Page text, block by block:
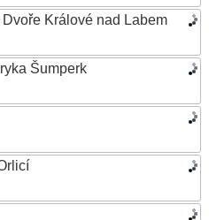
Králové nad Labem
Šumperk